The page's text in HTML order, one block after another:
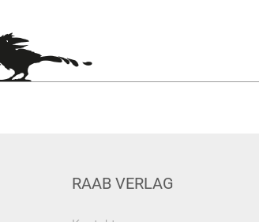
RAAB VERLAG